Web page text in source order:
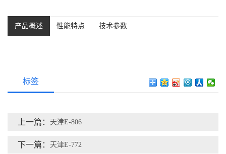
产品概述 性能特点 技术参数
标签
上一篇： 天津E-806
下一篇： 天津E-772